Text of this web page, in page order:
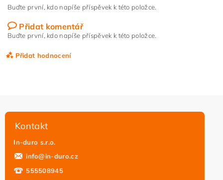
Buďte první, kdo napíše příspěvek k této položce.
Přidat komentář
Buďte první, kdo napíše příspěvek k této položce.
Přidat hodnocení
Kontakt
In-duro s.r.o.
info@in-duro.cz
555508945